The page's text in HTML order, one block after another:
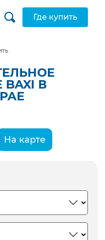
Где купить
В
На карте